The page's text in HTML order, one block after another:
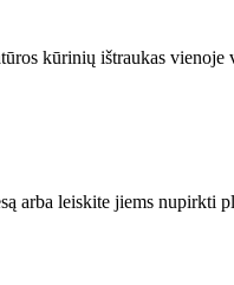
kūrinių ištraukas vienoje
arba leiskite jiems nupirkti